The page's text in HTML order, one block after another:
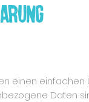
einen
Daten